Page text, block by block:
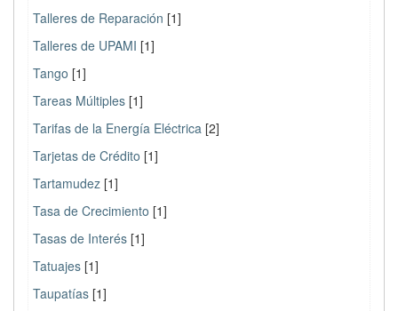
Talleres de Reparación [1]
Talleres de UPAMI [1]
Tango [1]
Tareas Múltiples [1]
Tarifas de la Energía Eléctrica [2]
Tarjetas de Crédito [1]
Tartamudez [1]
Tasa de Crecimiento [1]
Tasas de Interés [1]
Tatuajes [1]
Taupatías [1]